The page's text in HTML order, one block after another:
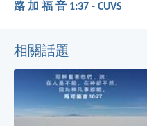
路 加 福 音 1:37 - CUVS
相關話題